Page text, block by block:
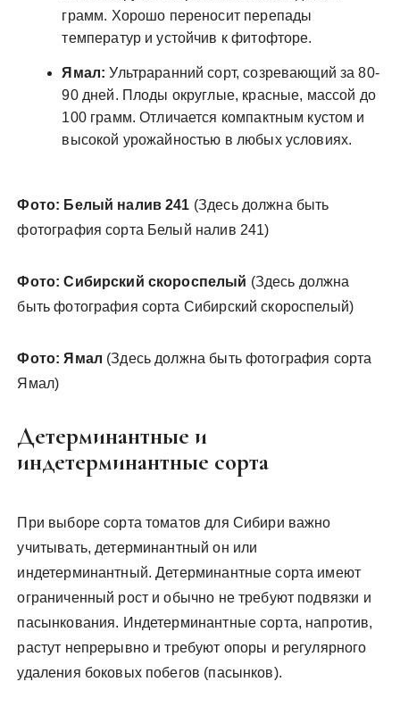
грамм. Хорошо переносит перепады
температур и устойчив к фитофторе.
Ямал: Ультраранний сорт, созревающий за 80-
90 дней. Плоды округлые, красные, массой до
100 грамм. Отличается компактным кустом и
высокой урожайностью в любых условиях.
Фото: Белый налив 241 (Здесь должна быть
фотография сорта Белый налив 241)
Фото: Сибирский скороспелый (Здесь должна
быть фотография сорта Сибирский скороспелый)
Фото: Ямал (Здесь должна быть фотография сорта
Ямал)
Детерминантные и
индетерминантные сорта
При выборе сорта томатов для Сибири важно
учитывать, детерминантный он или
индетерминантный. Детерминантные сорта имеют
ограниченный рост и обычно не требуют подвязки и
пасынкования. Индетерминантные сорта, напротив,
растут непрерывно и требуют опоры и регулярного
удаления боковых побегов (пасынков).